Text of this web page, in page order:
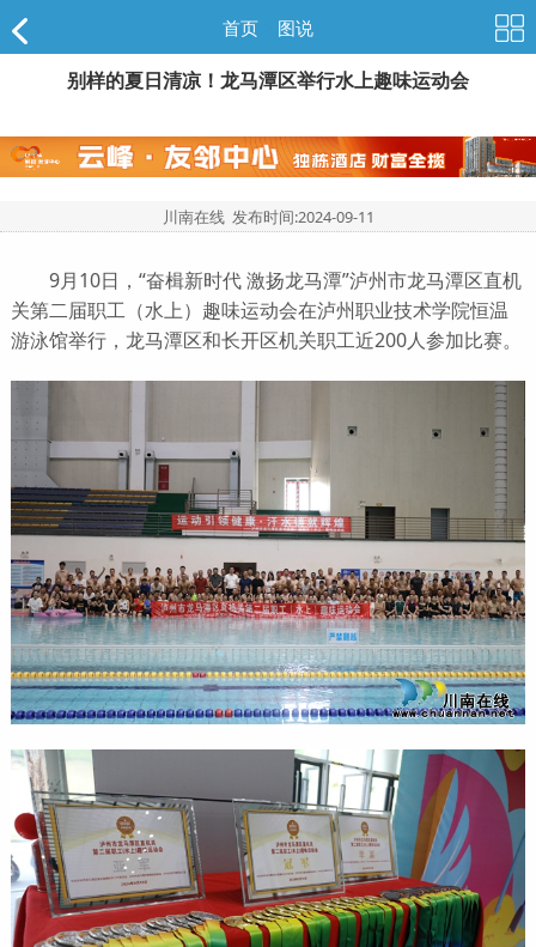
首页 图说
别样的夏日清凉！龙马潭区举行水上趣味运动会
川南在线 发布时间:2024-09-11
9月10日，“奋楫新时代 激扬龙马潭”泸州市龙马潭区直机
关第二届职工（水上）趣味运动会在泸州职业技术学院恒温
游泳馆举行，龙马潭区和长开区机关职工近200人参加比赛。